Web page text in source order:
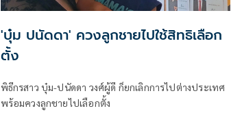
'บุ๋ม ปนัดดา' ควงลูกชายไปใช้สิทธิเลือก
ตั้ง
พิธีกรสาว บุ๋ม-ปนัดดา วงศ์ผู้ดี ก็ยกเลิกการไปต่างประเทศ
พร้อมควงลูกชายไปเลือกตั้ง